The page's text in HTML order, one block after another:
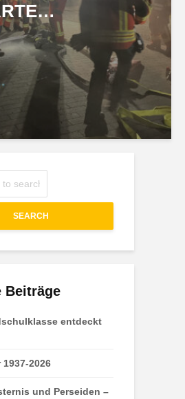
SEARCH
Beiträge
entdeckt
2026
und Perseiden –